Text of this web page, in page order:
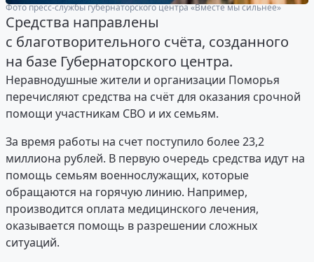
Фото пресс-службы губернаторского центра «Вместе мы сильнее»
Средства направлены
с благотворительного счёта, созданного
на базе Губернаторского центра.
Неравнодушные жители и организации Поморья
перечисляют средства на счёт для оказания срочной
помощи участникам СВО и их семьям.
За время работы на счет поступило более 23,2
миллиона рублей. В первую очередь средства идут на
помощь семьям военнослужащих, которые
обращаются на горячую линию. Например,
производится оплата медицинского лечения,
оказывается помощь в разрешении сложных
ситуаций.